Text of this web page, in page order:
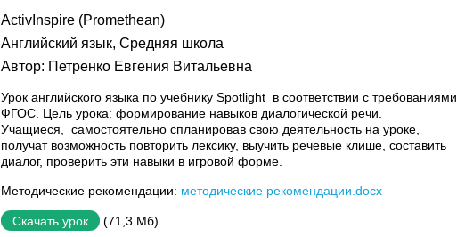
ActivInspire (Promethean)
Английский язык, Средняя школа
Автор: Петренко Евгения Витальевна
Урок английского языка по учебнику Spotlight в соответствии с требованиями
ФГОС. Цель урока: формирование навыков диалогической речи.
Учащиеся, самостоятельно спланировав свою деятельность на уроке,
получат возможность повторить лексику, выучить речевые клише, составить
диалог, проверить эти навыки в игровой форме.
Методические рекомендации: методические рекомендации.docx
Скачать урок (71,3 Мб)